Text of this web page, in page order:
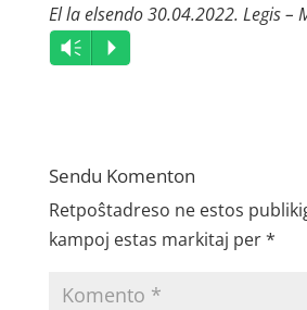
El la elsendo 30.04.2022. Legis –
Audio
Player
Vm P
Sendu Komenton
Retpoŝtadreso ne estos
kampoj estas markitaj per*